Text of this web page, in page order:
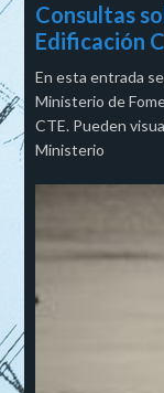
Consultas
Edificación
En esta entrada
Ministerio de
CTE. Pueden
Ministerio